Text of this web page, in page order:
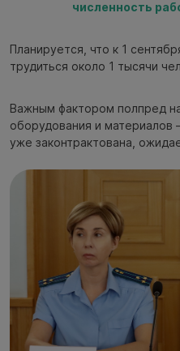
численность
Планируется, что к 1
трудиться около 1 тысячи
Важным фактором полпред
оборудования и
уже законтрактована,